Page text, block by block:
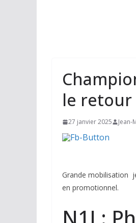
le retour
27 janvier 2025 Jean-
Grande mobilisation
en promotionnel.